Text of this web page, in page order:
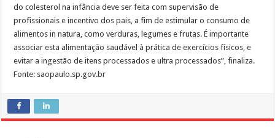
do colesterol na infância deve ser feita com supervisão de
profissionais e incentivo dos pais, a fim de estimular o consumo de
alimentos in natura, como verduras, legumes e frutas. É importante
associar esta alimentação saudável à prática de exercícios físicos, e
evitar a ingestão de itens processados e ultra processados”, finaliza.
Fonte: saopaulo.sp.gov.br